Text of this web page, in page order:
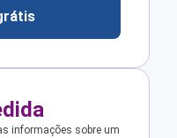
informações sobre um